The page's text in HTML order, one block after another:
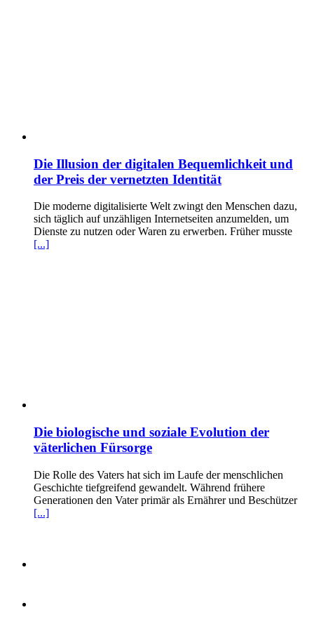
Die Illusion der digitalen Bequemlichkeit und
der Preis der vernetzten Identität
Die moderne digitalisierte Welt zwingt den Menschen dazu,
sich täglich auf unzähligen Internetseiten anzumelden, um
Dienste zu nutzen oder Waren zu erwerben. Früher musste
[...]
Die biologische und soziale Evolution der
väterlichen Fürsorge
Die Rolle des Vaters hat sich im Laufe der menschlichen
Geschichte tiefgreifend gewandelt. Während frühere
Generationen den Vater primär als Ernährer und Beschützer
[...]